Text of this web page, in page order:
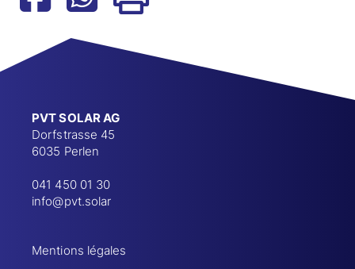
PVT SOLAR AG
Dorfstrasse 45
6035 Perlen
041 450 01 30
info@pvt.solar
Mentions légales